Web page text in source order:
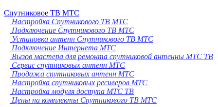
Спутниковое ТВ МТС
Настройка Спутникового ТВ МТС
Подключение Спутникового ТВ МТС
Установка антенн Спутникового ТВ МТС
Подключение Интернета МТС
Вызов мастера для ремонта спутниковой антенны МТС ТВ
Сервис спутниковых антенн МТС
Продажа спутниковых антенн МТС
Настройка спутниковых ресиверов МТС
Настройка модуля доступа МТС ТВ
Цены на комплекты Спутникового ТВ МТС